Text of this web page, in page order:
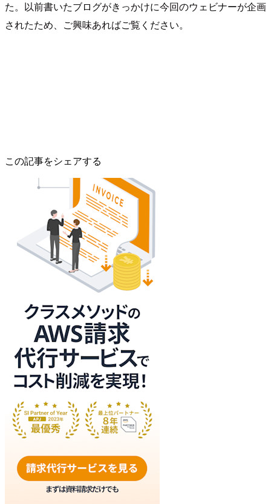
た。以前書いたブログがきっかけに今回のウェビナーが企画
されたため、ご興味あればご覧ください。
この記事をシェアする